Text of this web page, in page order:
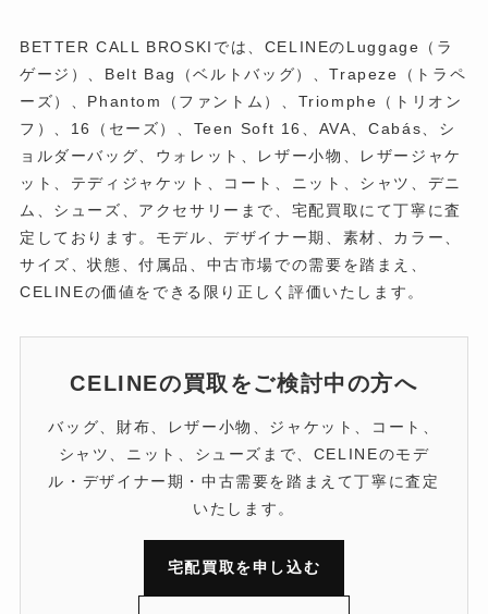
BETTER CALL BROSKIでは、CELINEのLuggage（ラ
ゲージ）、Belt Bag（ベルトバッグ）、Trapeze（トラペ
ーズ）、Phantom（ファントム）、Triomphe（トリオン
フ）、16（セーズ）、Teen Soft 16、AVA、Cabás、シ
ョルダーバッグ、ウォレット、レザー小物、レザージャケ
ット、テディジャケット、コート、ニット、シャツ、デニ
ム、シューズ、アクセサリーまで、宅配買取にて丁寧に査
定しております。モデル、デザイナー期、素材、カラー、
サイズ、状態、付属品、中古市場での需要を踏まえ、
CELINEの価値をできる限り正しく評価いたします。
CELINEの買取をご検討中の方へ
バッグ、財布、レザー小物、ジャケット、コート、
シャツ、ニット、シューズまで、CELINEのモデ
ル・デザイナー期・中古需要を踏まえて丁寧に査定
いたします。
宅配買取を申し込む